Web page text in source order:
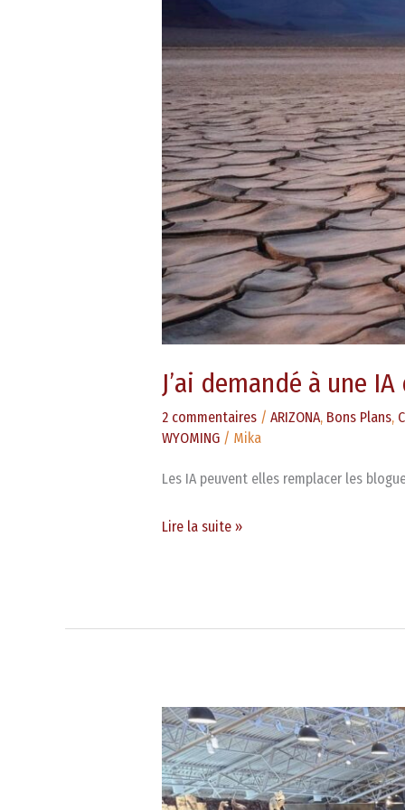
J’ai demandé à une
2 commentaires / ARIZONA, Bons Plans,
WYOMING/ Mika
Les IA peuvent elles remplacer les
détail
Lire la suite »
Bass
Pro
Shops,
immersion